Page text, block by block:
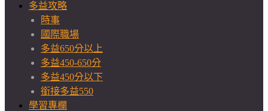
多益攻略
時事
國際職場
多益650分以上
多益450-650分
多益450分以下
銜接多益550
學習專欄